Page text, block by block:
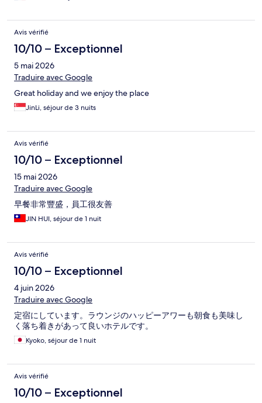
Avis vérifié
10/10 – Exceptionnel
5 mai 2026
Traduire avec Google
Great holiday and we enjoy the place
JinLi, séjour de 3 nuits
Avis vérifié
10/10 – Exceptionnel
15 mai 2026
Traduire avec Google
早餐非常豐盛，員工很友善
JIN HUI, séjour de 1 nuit
Avis vérifié
10/10 – Exceptionnel
4 juin 2026
Traduire avec Google
定宿にしています。ラウンジのハッピーアワーも朝食も美味し
く落ち着きがあって良いホテルです。
Kyoko, séjour de 1 nuit
Avis vérifié
10/10 – Exceptionnel